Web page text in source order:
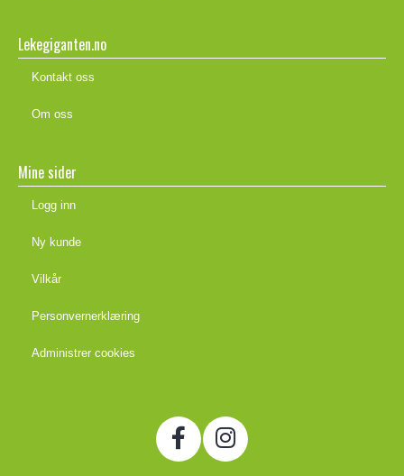
Lekegiganten.no
Kontakt oss
Om oss
Mine sider
Logg inn
Ny kunde
Vilkår
Personvernerklæring
Administrer cookies